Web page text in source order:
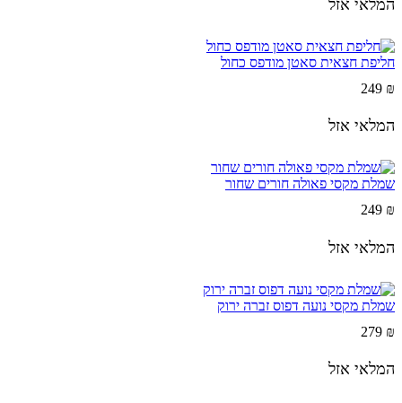
המלאי אזל
חליפת חצאית סאטן מודפס כחול
249 ₪
המלאי אזל
שמלת מקסי פאולה חורים שחור
249 ₪
המלאי אזל
שמלת מקסי נועה דפוס זברה ירוק
279 ₪
המלאי אזל